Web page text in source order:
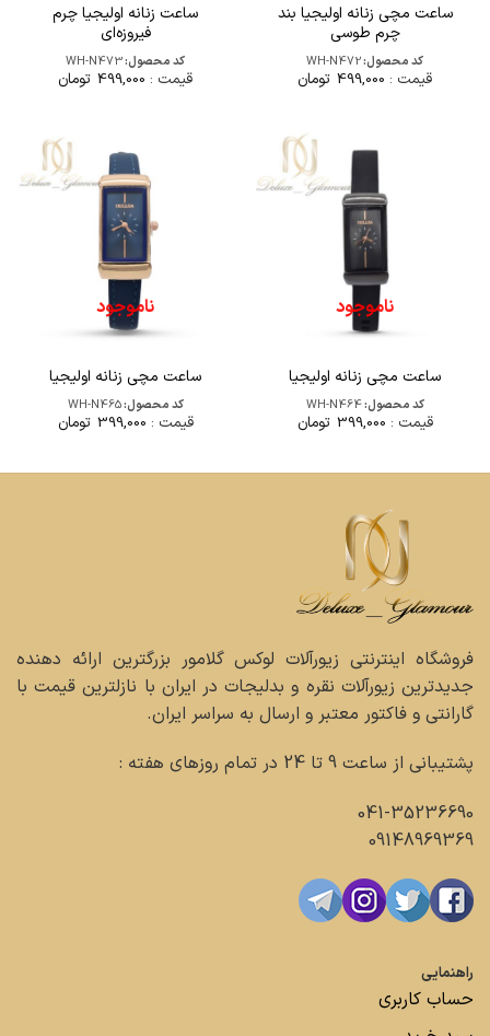
ساعت مچی زنانه اولیجیا بند
چرم طوسی
کد محصول:WH-N472
قیمت : 499,000 تومان
ساعت زنانه اولیجیا چرم
فیروزه‌ای
کد محصول:WH-N473
قیمت : 499,000 تومان
ناموجود
ساعت مچی زنانه اولیجیا
کد محصول:WH-N464
قیمت : 399,000 تومان
ناموجود
ساعت مچی زنانه اولیجیا
کد محصول:WH-N465
قیمت : 399,000 تومان
فروشگاه اینترنتی زیورآلات لوکس گلامور بزرگترین ارائه دهنده
جدیدترین زیورآلات نقره و بدلیجات در ایران با نازلترین قیمت با
گارانتی و فاکتور معتبر و ارسال به سراسر ایران.
پشتیبانی از ساعت 9 تا 24 در تمام روزهای هفته :
041-35236690
09148969369
راهنمایی
حساب کاربری